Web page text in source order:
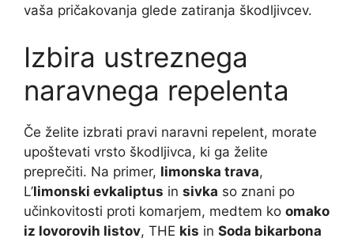
vaša pričakovanja glede zatiranja škodljivcev.
Izbira ustreznega
naravnega repelenta
Če želite izbrati pravi naravni repelent, morate
upoštevati vrsto škodljivca, ki ga želite
preprečiti. Na primer, limonska trava,
L’limonski evkaliptus in sivka so znani po
učinkovitosti proti komarjem, medtem ko omako
iz lovorovih listov, THE kis in Soda bikarbona